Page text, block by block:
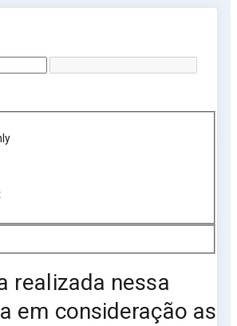
realizada nessa
em consideração as